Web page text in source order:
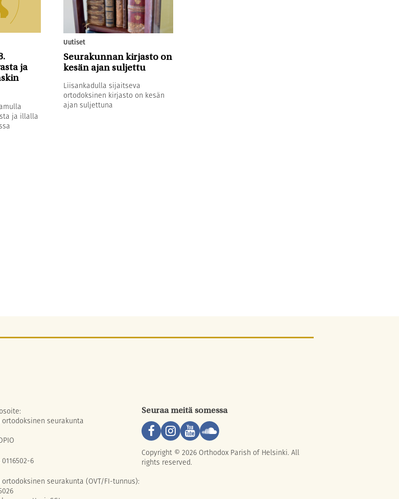
ja
ja illalla
Uutiset
Seurakunnan kirjasto on
kesän ajan suljettu
Liisankadulla sijaitseva
ortodoksinen kirjasto on kesän
ajan suljettuna
ortodoksinen seurakunta
6
ortodoksinen seurakunta (OVT/FI-tunnus):
Seuraa meitä somessa
Copyright © 2026 Orthodox Parish of Helsinki. All
rights reserved.